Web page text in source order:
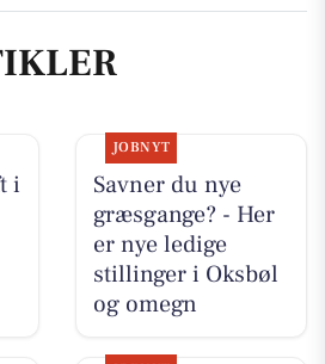
i
JOBNYT
Savner du nye
græsgange? - Her
er nye ledige
stillinger i Oksbøl
og omegn